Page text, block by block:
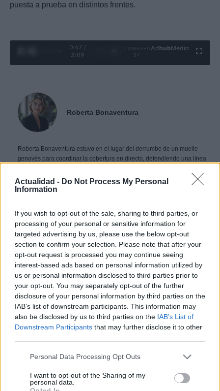
Actualidad - Do Not Process My Personal
Information
If you wish to opt-out of the sale, sharing to third parties, or
processing of your personal or sensitive information for
targeted advertising by us, please use the below opt-out
section to confirm your selection. Please note that after your
opt-out request is processed you may continue seeing
interest-based ads based on personal information utilized by
us or personal information disclosed to third parties prior to
your opt-out. You may separately opt-out of the further
disclosure of your personal information by third parties on the
IAB’s list of downstream participants. This information may
also be disclosed by us to third parties on the IAB’s List of
Downstream Participants that may further disclose it to other
Please note that this website/app uses one or more Google
not limited to your visit or usage behaviour. You may click to
grant or deny consent to Google and its third-party tags to
Personal Data Processing Opt Outs
I want to opt-out of the Sharing of my
personal data.
puesta a prueba en distintos frentes.
0:48 /
3:09
Ad hubMedia
Roberta Bonaventura
Roberta Bonaventura estuvo en el lugar del derrumbe de un muelle
genovés para coordinar la cobertura en directo, defendiendo una línea
consigo un detalle personal: una placa recibida en la sala de prensa del
Porto Antico.
Contacto:
ARTÍCULO ANTERIOR
ARTÍCULO SIGUIENTE
Más leídos